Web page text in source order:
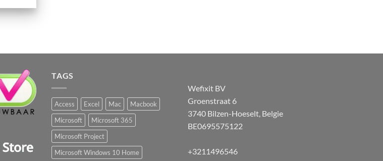
TAGS
Access Excel Mac
Macbook
Microsoft
Microsoft 365
Microsoft Project
Microsoft Windows 10 Home
Wefixit BV
Groenstraat 6
3740 Bilzen-Hoeselt, Belgie
BE0695575122
+3211496546